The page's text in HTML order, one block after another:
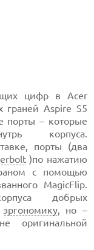
цифр в Acer
Aspire S5
порты – которые
корпуса.
порты (два
)по нажатию
с помощью
MagicFlip.
добрых
эргономику, но –
оригинальной